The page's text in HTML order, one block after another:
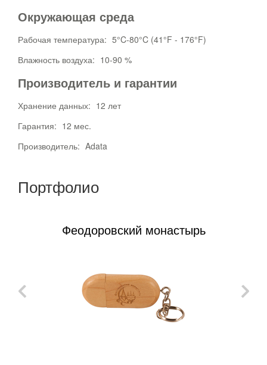
Окружающая среда
Рабочая температура: 5°C-80°C (41°F - 176°F)
Влажность воздуха: 10-90 %
Производитель и гарантии
Хранение данных: 12 лет
Гарантия: 12 мес.
Производитель: Adata
Портфолио
Феодоровский монастырь